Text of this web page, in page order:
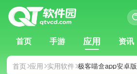
首页 手游 应用 资讯
首页 应用 实用软件 极客喵盒app安卓版